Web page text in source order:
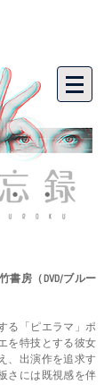
書房（DVD/ブルー
る「ピエラマ」ポ
を特技とする彼女
、出演作を追求す
さには既視感を伴